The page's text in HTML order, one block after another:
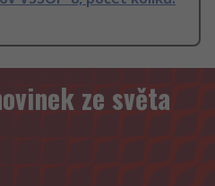
ze světa